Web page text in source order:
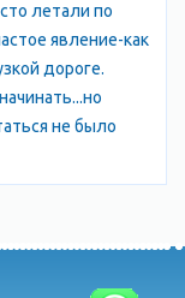
истории и
бывшей
много
В целом,
кто хочет
природы. Здесь
а также
и экскурсий.
летали по
явление-как
дороге.
не было